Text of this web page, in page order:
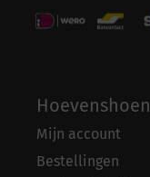
Mijn account
Bestellingen